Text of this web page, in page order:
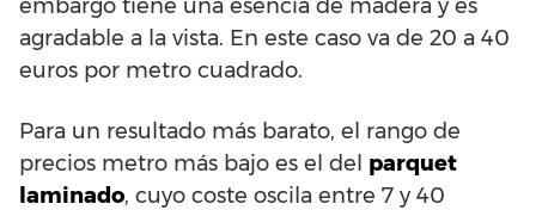
embargo tiene una esencia de madera y es
agradable a la vista. En este caso va de 20 a 40
euros por metro cuadrado.
Para un resultado más barato, el rango de
precios metro más bajo es el del parquet
laminado, cuyo coste oscila entre 7 y 40